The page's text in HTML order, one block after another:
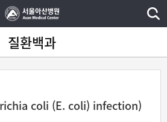
질환백과
coli (E. coli) infection)